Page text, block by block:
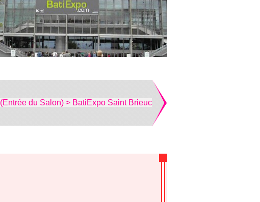
(Entrée du Salon) > BatiExpo Saint Brieuc